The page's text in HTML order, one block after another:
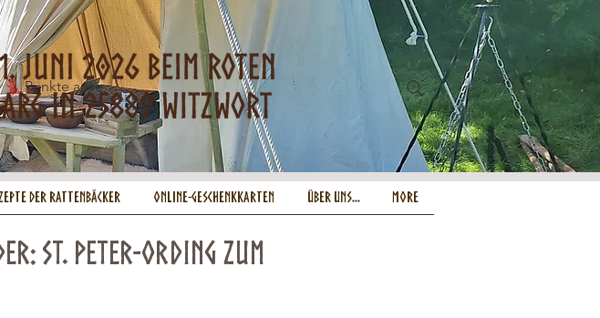
Punkte ansehen
St. Peter-Ording zum
der Rattenbäcker Online-Geschenkkarten Über uns... More